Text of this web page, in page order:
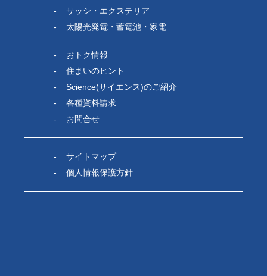
サッシ・エクステリア
太陽光発電・蓄電池・家電
おトク情報
住まいのヒント
Science(サイエンス)のご紹介
各種資料請求
お問合せ
サイトマップ
個人情報保護方針